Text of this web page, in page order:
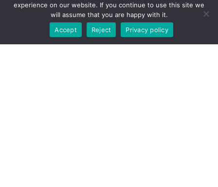
voi auttaa muuttamaan tätä suuntausta.
Kasviperäisen ruokavalion myötä maankäyttö voi
olla tehokkaampaa, sillä kasvien viljely vaatii
vähemmän tilaa kuin eläinten kasvatus. Tämä
-10% kun tilaat nouto verkkokaupastamme. Tilaa
nyt!
experience on our website. If you continue to use this site we
will assume that you are happy with it.
Accept
Reject Privacy policy